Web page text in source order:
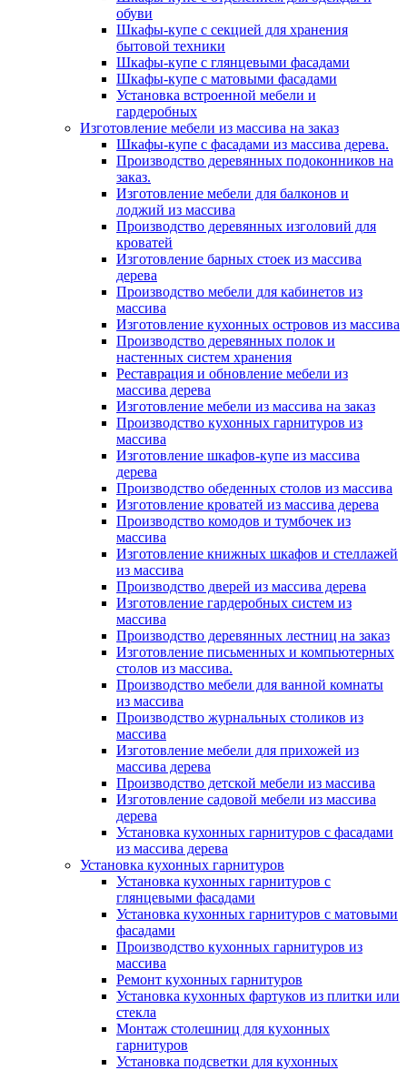
обуви
Шкафы-купе с секцией для хранения
бытовой техники
Шкафы-купе с глянцевыми фасадами
Шкафы-купе с матовыми фасадами
Установка встроенной мебели и
гардеробных
Изготовление мебели из массива на заказ
Шкафы-купе с фасадами из массива дерева.
Производство деревянных подоконников на
заказ.
Изготовление мебели для балконов и
лоджий из массива
Производство деревянных изголовий для
кроватей
Изготовление барных стоек из массива
дерева
Производство мебели для кабинетов из
массива
Изготовление кухонных островов из массива
Производство деревянных полок и
настенных систем хранения
Реставрация и обновление мебели из
массива дерева
Изготовление мебели из массива на заказ
Производство кухонных гарнитуров из
массива
Изготовление шкафов-купе из массива
дерева
Производство обеденных столов из массива
Изготовление кроватей из массива дерева
Производство комодов и тумбочек из
массива
Изготовление книжных шкафов и стеллажей
из массива
Производство дверей из массива дерева
Изготовление гардеробных систем из
массива
Производство деревянных лестниц на заказ
Изготовление письменных и компьютерных
столов из массива.
Производство мебели для ванной комнаты
из массива
Производство журнальных столиков из
массива
Изготовление мебели для прихожей из
массива дерева
Производство детской мебели из массива
Изготовление садовой мебели из массива
дерева
Установка кухонных гарнитуров с фасадами
из массива дерева
Установка кухонных гарнитуров
Установка кухонных гарнитуров с
глянцевыми фасадами
Установка кухонных гарнитуров с матовыми
фасадами
Производство кухонных гарнитуров из
массива
Ремонт кухонных гарнитуров
Установка кухонных фартуков из плитки или
стекла
Монтаж столешниц для кухонных
гарнитуров
Установка подсветки для кухонных